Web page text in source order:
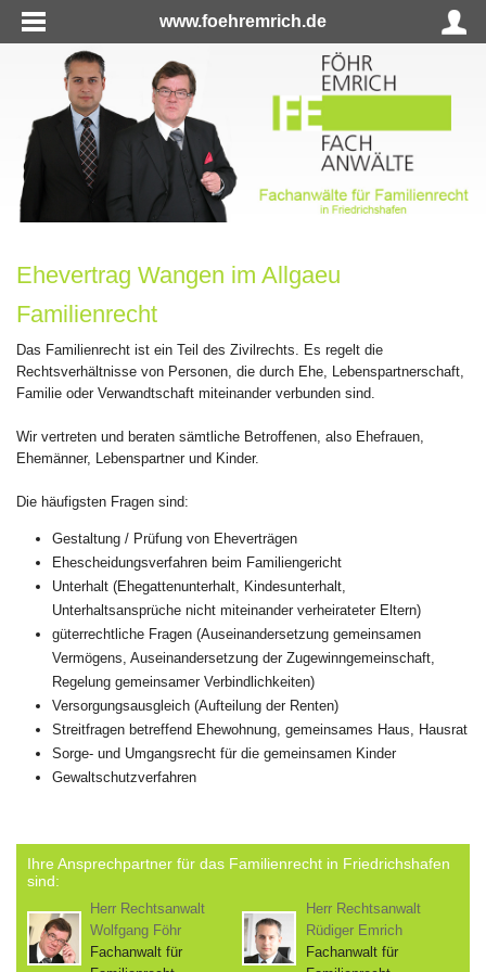
www.foehremrich.de
Ehevertrag Wangen im Allgaeu
Familienrecht
Das Familienrecht ist ein Teil des Zivilrechts. Es regelt die
Rechtsverhältnisse von Personen, die durch Ehe, Lebenspartnerschaft,
Familie oder Verwandtschaft miteinander verbunden sind.
Wir vertreten und beraten sämtliche Betroffenen, also Ehefrauen,
Ehemänner, Lebenspartner und Kinder.
Die häufigsten Fragen sind:
Gestaltung / Prüfung von Eheverträgen
Ehescheidungsverfahren beim Familiengericht
Unterhalt (Ehegattenunterhalt, Kindesunterhalt,
Unterhaltsansprüche nicht miteinander verheirateter Eltern)
güterrechtliche Fragen (Auseinandersetzung gemeinsamen
Vermögens, Auseinandersetzung der Zugewinngemeinschaft,
Regelung gemeinsamer Verbindlichkeiten)
Versorgungsausgleich (Aufteilung der Renten)
Streitfragen betreffend Ehewohnung, gemeinsames Haus, Hausrat
Sorge- und Umgangsrecht für die gemeinsamen Kinder
Gewaltschutzverfahren
Ihre Ansprechpartner für das Familienrecht in Friedrichshafen
sind:
Herr Rechtsanwalt
Wolfgang Föhr
Fachanwalt für
Herr Rechtsanwalt
Rüdiger Emrich
Fachanwalt für